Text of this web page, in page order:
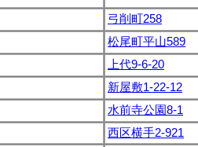
弓削町258
松尾町平山589
上代9-6-20
新屋敷1-22-12
水前寺公園8-1
西区横手2-921